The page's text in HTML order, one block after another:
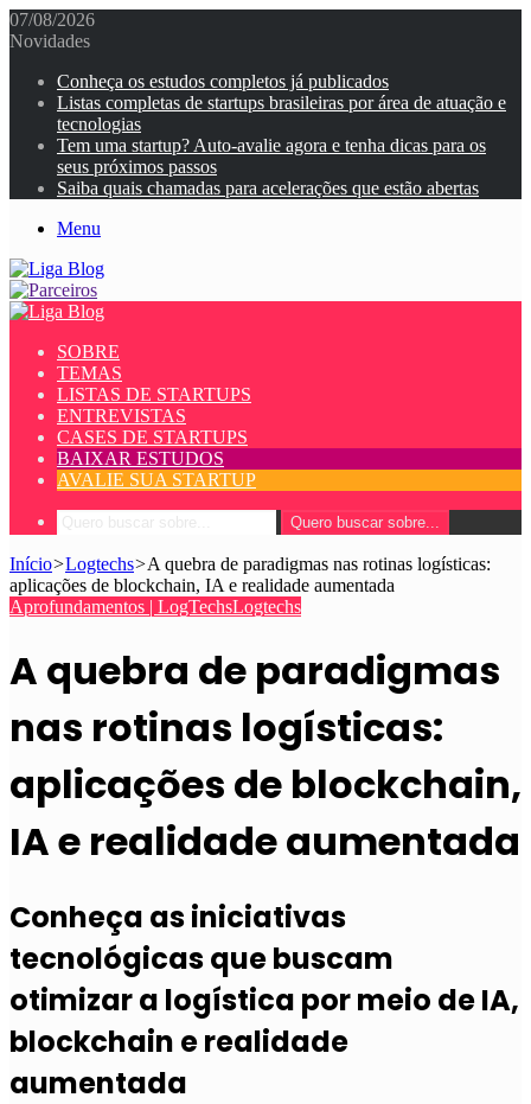
07/08/2026
Novidades
Conheça os estudos completos já publicados
Listas completas de startups brasileiras por área de atuação e
tecnologias
Tem uma startup? Auto-avalie agora e tenha dicas para os
seus próximos passos
Saiba quais chamadas para acelerações que estão abertas
Menu
SOBRE
TEMAS
LISTAS DE STARTUPS
ENTREVISTAS
CASES DE STARTUPS
BAIXAR ESTUDOS
AVALIE SUA STARTUP
Quero buscar sobre...
Início>Logtechs>A quebra de paradigmas nas rotinas logísticas:
aplicações de blockchain, IA e realidade aumentada
Aprofundamentos | LogTechsLogtechs
A quebra de paradigmas
nas rotinas logísticas:
aplicações de blockchain,
IA e realidade aumentada
Conheça as iniciativas
tecnológicas que buscam
otimizar a logística por meio de IA,
blockchain e realidade
aumentada